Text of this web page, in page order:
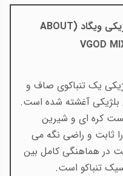
ویگاد (ABOUT
VGOD
یک تنباکوی صاف و
بلژیکی آغشته شده است.
کره ای و شیرین
ثابت و راضی نگه می
در هماهنگی کامل بین
تنباکو است.